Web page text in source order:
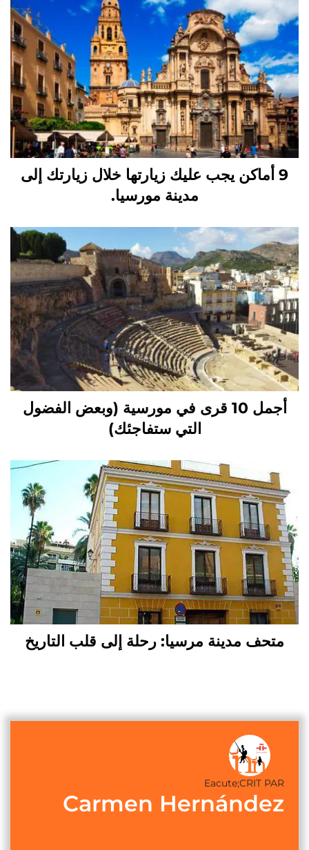
9 أماكن يجب عليك زيارتها خلال زيارتك إلى
مدينة مورسيا.
أجمل 10 قرى في مورسية (وبعض الفضول
التي ستفاجئك)
متحف مدينة مرسيا: رحلة إلى قلب التاريخ
Eacute;CRIT PAR
Carmen Hernández